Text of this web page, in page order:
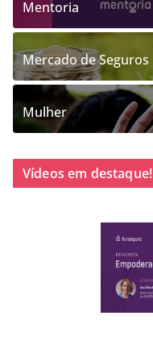
Mentoria
Mercado de Seguros
Mulher
Vídeos em destaque!